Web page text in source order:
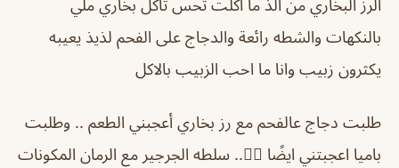
الرز البخاري من الذ ما اكلت تحس تاكل بخاري ملي
بالنكهات والشطه رائعة والدجاج على الفحم لذيذ يعيبه
يكثرون زبيب وانا ما احب الزبيب بالاكل
طلبت دجاج عالفحم مع رز بخاري أعجبني الطعم .. وطلبت
باميا اعجبتني ايضًا 👌🏻.. سلطه الجرجير مع الرمان المكونات